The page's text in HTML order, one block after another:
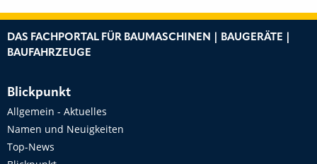
DAS FACHPORTAL FÜR BAUMASCHINEN | BAUGERÄTE |
BAUFAHRZEUGE
Blickpunkt
Allgemein - Aktuelles
Namen und Neuigkeiten
Top-News